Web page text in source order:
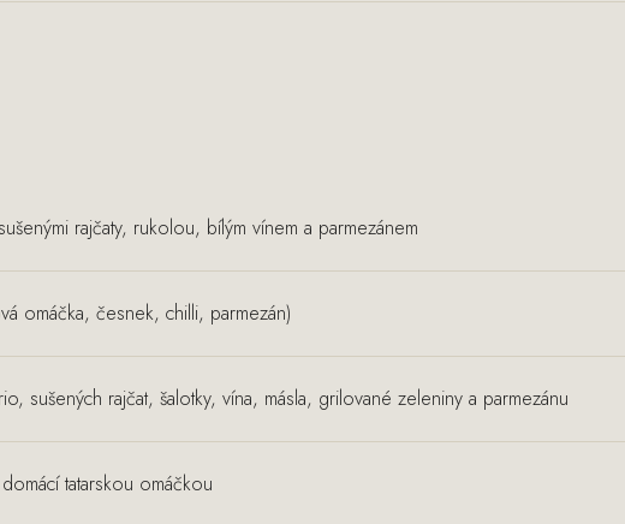
rajčaty, rukolou, bílým vínem a parmezánem
omáčka, česnek, chilli, parmezán)
sušených rajčat, šalotky, vína, másla, grilované zeleniny a parmezánu
tatarskou omáčkou